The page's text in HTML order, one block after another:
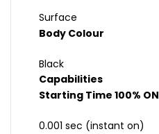
Surface
Body Colour
Black
Capabilities
Starting Time 100% ON
0.001 sec (instant on)